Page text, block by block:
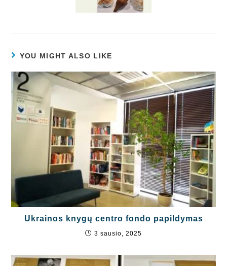
YOU MIGHT ALSO LIKE
Ukrainos knygų centro fondo papildymas
3 sausio, 2025